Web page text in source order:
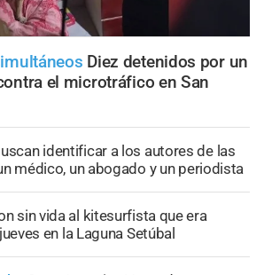
Diez detenidos por un
el microtráfico en San
identificar a los autores de las
médico, un abogado y un periodista
sin vida al kitesurfista que era
en la Laguna Setúbal